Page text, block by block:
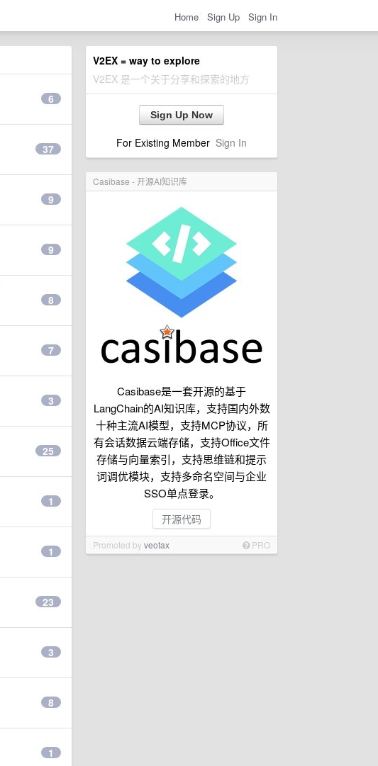
Home Sign Up Sign In
V2EX = way to explore
V2EX 是一个关于分享和探索的地方
Sign Up Now
For Existing Member Sign In
Casibase - 开源AI知识库
Casibase是一套开源的基于
LangChain的AI知识库，支持国内外数
十种主流AI模型，支持MCP协议，所
有会话数据云端存储，支持Office文件
存储与向量索引，支持思维链和提示
词调优模块，支持多命名空间与企业
SSO单点登录。
开源代码
Promoted byveotax PRO
6
37
9
9
8
7
3
25
1
1
23
3
8
1